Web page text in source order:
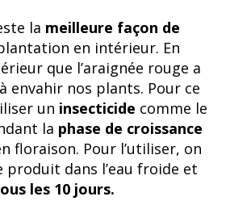
la meilleure façon de
en intérieur. En
que l’araignée rouge a
envahir nos plants. Pour ce
un insecticide comme le
la phase de croissance
floraison. Pour l’utiliser, on
produit dans l’eau froide et
les 10 jours.